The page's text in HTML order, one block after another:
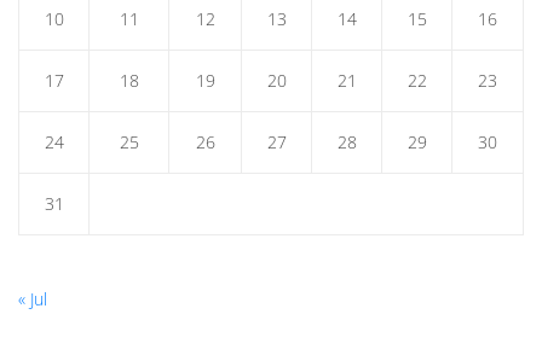
10 11 12 13 14 15 16
17 18 19 20 21 22 23
24 25 26 27 28 29 30
31
« Jul